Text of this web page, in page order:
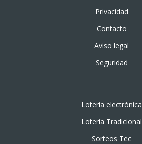
Privacidad
Contacto
Aviso legal
Seguridad
Lotería electrónica
Lotería Tradicional
Sorteos Tec